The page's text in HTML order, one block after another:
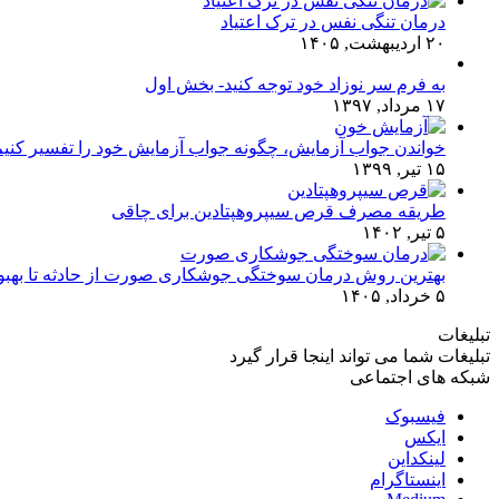
درمان تنگی نفس در ترک اعتیاد
۲۰ اردیبهشت, ۱۴۰۵
به فرم سر نوزاد خود توجه کنید- بخش اول
۱۷ مرداد, ۱۳۹۷
خواندن جواب آزمایش، چگونه جواب آزمایش خود را تفسیر
۱۵ تیر, ۱۳۹۹
طریقه مصرف قرص سیپروهپتادین برای چاقی
۵ تیر, ۱۴۰۲
بهترین روش درمان سوختگی جوشکاری صورت از حادثه تا
۵ خرداد, ۱۴۰۵
تبلیغات
تبلیغات شما می تواند اینجا قرار گیرد
شبکه های اجتماعی
فیسبوک
ایکس
لینکداین
اینستاگرام